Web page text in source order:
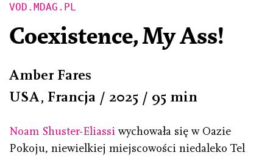
VOD.MDAG.PL
Coexistence, My Ass!
Amber Fares
USA, Francja / 2025 / 95 min
Noam Shuster-Eliassi wychowała się w Oazie
Pokoju, niewielkiej miejscowości niedaleko Tel